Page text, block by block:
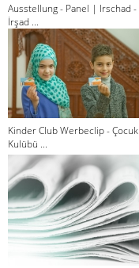
Ausstellung - Panel | Irschad -
İrşad ...
Kinder Club Werbeclip - Çocuk
Kulübü ...